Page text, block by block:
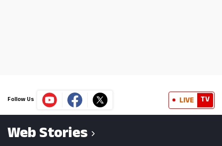
Follow Us LIVE TV
Web Stories